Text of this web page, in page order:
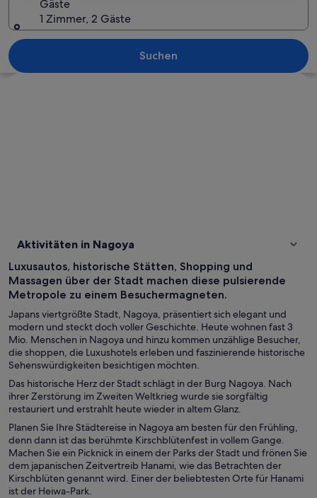
Ein traditionelles japanisches Torii-
Gäste
1 Zimmer, 2 Gäste
Suchen
Aktivitäten in Nagoya
Luxusautos, historische Stätten, Shopping und
Massagen über der Stadt machen diese pulsierende
Metropole zu einem Besuchermagneten.
Japans viertgrößte Stadt, Nagoya, präsentiert sich elegant und
modern und steckt doch voller Geschichte. Heute wohnen fast 3
Mio. Menschen in Nagoya und hinzu kommen unzählige Besucher,
die shoppen, die Luxushotels erleben und faszinierende historische
Sehenswürdigkeiten besichtigen möchten.
Das historische Herz der Stadt schlägt in der Burg Nagoya. Nach
ihrer Zerstörung im Zweiten Weltkrieg wurde sie sorgfältig
restauriert und erstrahlt heute wieder in altem Glanz.
Planen Sie Ihre Städtereise in Nagoya am besten für den Frühling,
denn dann ist das berühmte Kirschblütenfest in vollem Gange.
Machen Sie ein Picknick in einem der Parks der Stadt und frönen Sie
dem japanischen Zeitvertreib Hanami, wie das Betrachten der
Kirschblüten genannt wird. Einer der beliebtesten Orte für Hanami
ist der Heiwa-Park.